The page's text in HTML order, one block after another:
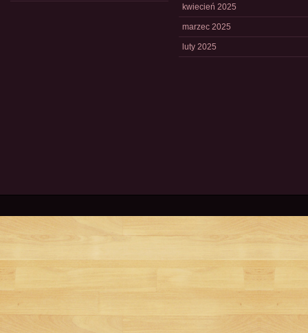
kwiecień 2025
marzec 2025
luty 2025